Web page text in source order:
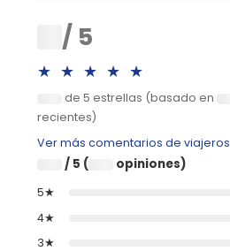
/ 5
★★★★★
de 5 estrellas (basado en
recientes)
Ver más comentarios de viajeros
/ 5 ( opiniones)
5★
4★
3★